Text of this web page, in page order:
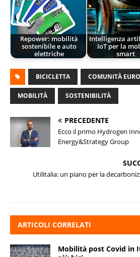
Repower: mobilità
sostenibile e auto
elettriche
Intelligenza
IoT per la
smart
BICICLETTA COMUNITÀ
MOBILITÀ SOSTENIBILITÀ
PRECEDENTE
Ecco il primo Hydrogen
Energy&Strategy Group
Utilitalia: un piano per la
ARTICOLI CORRELATI
Mobilità post Covid in